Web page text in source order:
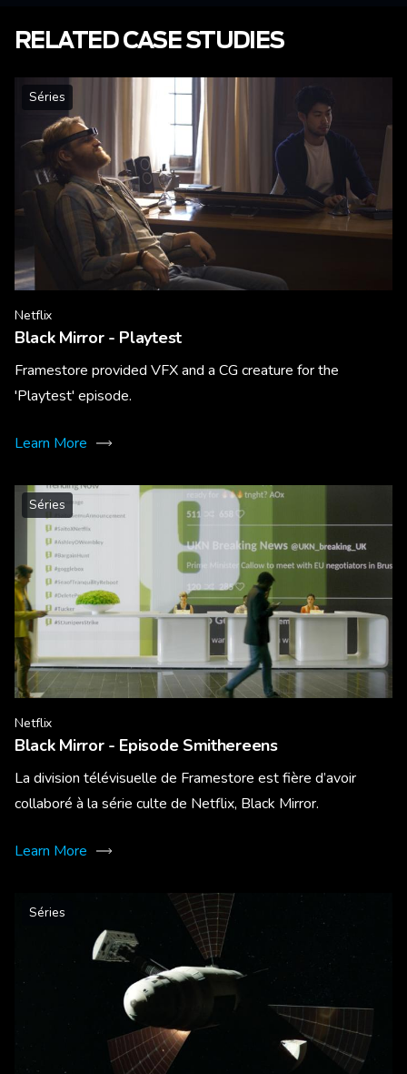
RELATED CASE STUDIES
Séries
Netflix
Black Mirror - Playtest
Framestore provided VFX and a CG creature for the
'Playtest' episode.
Learn More
Séries
Netflix
Black Mirror - Episode Smithereens
La division télévisuelle de Framestore est fière d’avoir
collaboré à la série culte de Netflix, Black Mirror.
Learn More
Séries